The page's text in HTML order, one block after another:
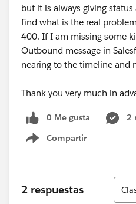
but it is always giving
find what is the real
400. If I am missing some
Outbound message in
nearing to the timeline and
Thank you very much in
0 Me gusta
2
Compartir
Show menu
2 respuestas